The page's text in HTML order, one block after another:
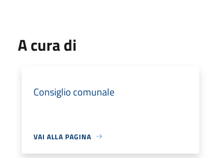
A cura di
Consiglio comunale
VAI ALLA PAGINA